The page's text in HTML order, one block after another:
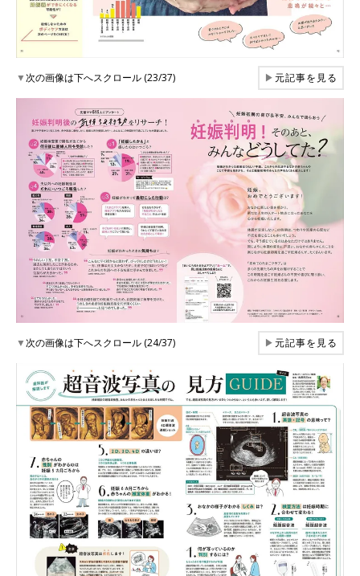
▼次の画像は下へスクロール (23/37) ▶元記事を見る
▼次の画像は下へスクロール (24/37) ▶元記事を見る